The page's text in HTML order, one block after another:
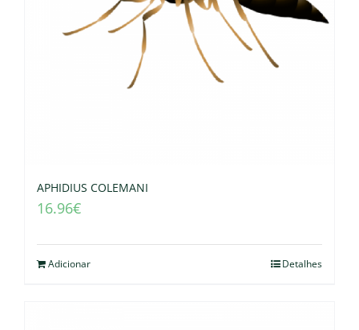
APHIDIUS COLEMANI
16.96€
Adicionar Detalhes